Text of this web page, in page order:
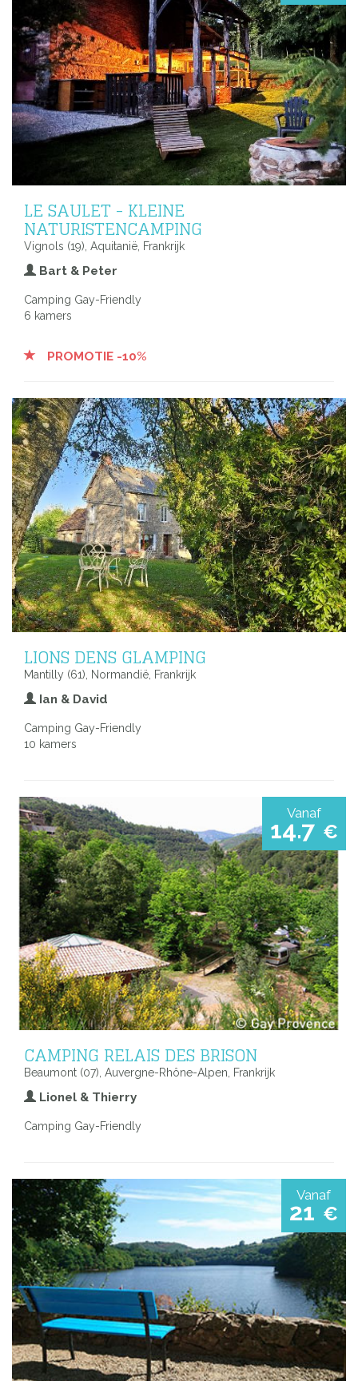
LE SAULET - KLEINE
NATURISTENCAMPING
Vignols (19), Aquitanië, Frankrijk
Bart & Peter
Camping Gay-Friendly
6 kamers
PROMOTIE -10%
LIONS DENS GLAMPING
Mantilly (61), Normandië, Frankrijk
Ian & David
Camping Gay-Friendly
10 kamers
Vanaf
14.7 €
CAMPING RELAIS DES BRISON
Beaumont (07), Auvergne-Rhône-Alpen, Frankrijk
Lionel & Thierry
Camping Gay-Friendly
Vanaf
21 €